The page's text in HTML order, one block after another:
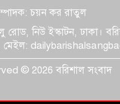
চয়ন কর রাতুল
রোড, নিউ ইস্কাটন, ঢাকা।
© 2026 বরিশাল সংবাদ